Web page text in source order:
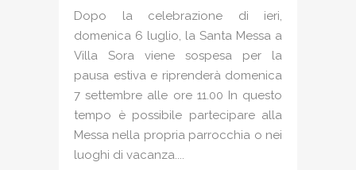
Dopo la celebrazione di ieri,
domenica 6 luglio, la Santa Messa a
Villa Sora viene sospesa per la
pausa estiva e riprenderà domenica
7 settembre alle ore 11.00 In questo
tempo è possibile partecipare alla
Messa nella propria parrocchia o nei
luoghi di vacanza....